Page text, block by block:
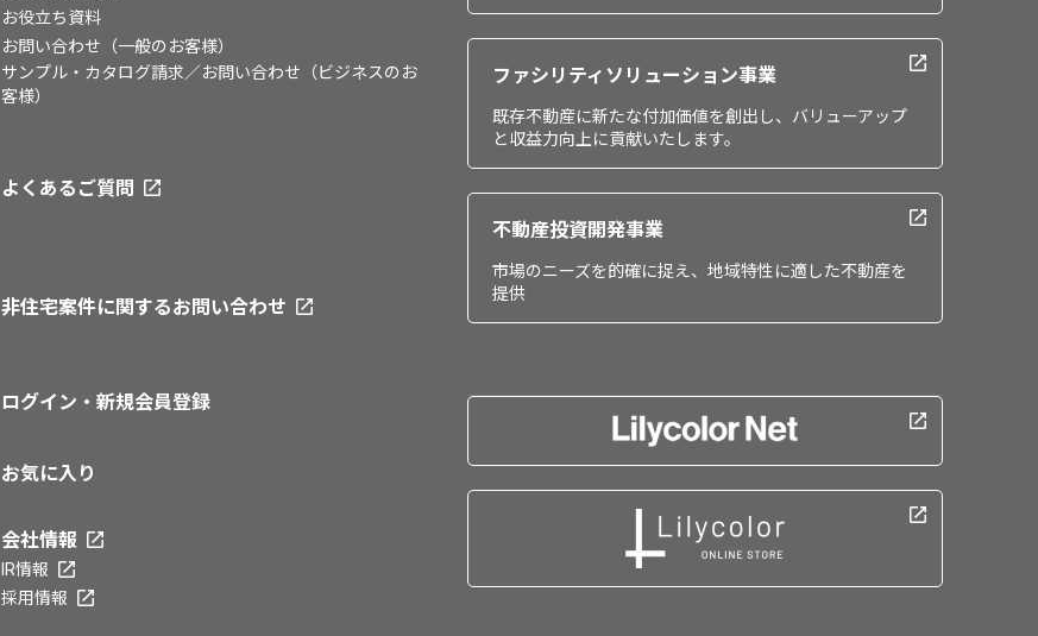
お役立ち資料
お問い合わせ（一般のお客様）
サンプル・カタログ請求／お問い合わせ（ビジネスのお
客様）
よくあるご質問
非住宅案件に関するお問い合わせ
ログイン・新規会員登録
お気に入り
会社情報
IR情報
採用情報
ファシリティソリューション事業
既存不動産に新たな付加価値を創出し、バリューアップ
と収益力向上に貢献いたします。
不動産投資開発事業
市場のニーズを的確に捉え、地域特性に適した不動産を
提供